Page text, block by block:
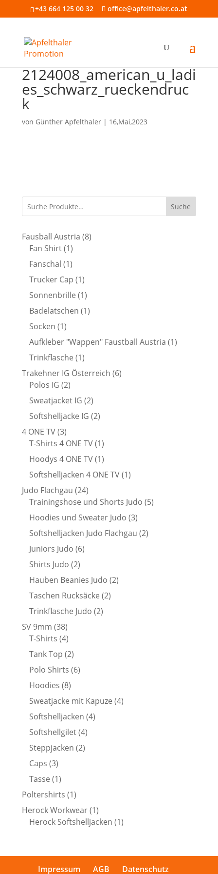
+43 664 125 00 32 office@apfelthaler.co.at
2124008_american_u_ladi
es_schwarz_rueckendruc
k
von Günther Apfelthaler| 16,Mai,2023
Suche
Fausball Austria 88
Fan Shirt 11
Produkt
Fanschal 11
Produkt
Trucker Cap 11
Produkt
Sonnenbrille 11
Produkt
Badelatschen 11
Socken 11
Produkt
Aufkleber "Wappen" Faustball Austria 11
Trinkflasche 11
Produkt
Trakehner IG Österreich 66
Polos IG 22
Produkte
Sweatjacket IG 22
Produkte
Softshelljacke IG 22
4 ONE TV 33
Produkte
T-Shirts 4 ONE TV 11
Produkt
Hoodys 4 ONE TV 11
Produkt
Softshelljacken 4 ONE TV 11
Judo Flachgau 2424
Produkte
Trainingshose und Shorts Judo 55
Hoodies und Sweater Judo 33
Produkte
Softshelljacken Judo Flachgau 22
Juniors Judo 66
Shirts Judo 22
Produkte
Hauben Beanies Judo 22
Taschen Rucksäcke 22
Trinkflasche Judo 22
SV 9mm 3838
Produkte
T-Shirts 44
Produkte
Tank Top 22
Produkte
Polo Shirts 66
Hoodies 88
Produkte
Sweatjacke mit Kapuze 44
Softshelljacken 44
Softshellgilet 44
Steppjacken 22
Caps 33
Produkte
Tasse 11
Produkt
Poltershirts 11
Produkt
Herock Workwear 11
Produkt
Herock Softshelljacken 11
Impressum AGB Datenschutz